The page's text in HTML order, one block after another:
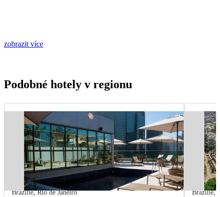
zobrazit více
Podobné hotely v regionu
Brazílie,Rio de Janeiro Brazílie,